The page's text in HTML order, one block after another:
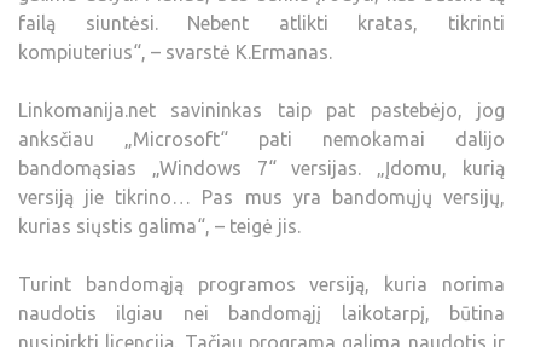
failą siuntėsi. Nebent atlikti kratas, tikrinti
kompiuterius“, – svarstė K.Ermanas.
Linkomanija.net savininkas taip pat pastebėjo, jog
anksčiau „Microsoft“ pati nemokamai dalijo
bandomąsias „Windows 7“ versijas. „Įdomu, kurią
versiją jie tikrino… Pas mus yra bandomųjų versijų,
kurias siųstis galima“, – teigė jis.
Turint bandomąją programos versiją, kuria norima
naudotis ilgiau nei bandomąjį laikotarpį, būtina
nusipirkti licenciją. Tačiau programa galima naudotis ir